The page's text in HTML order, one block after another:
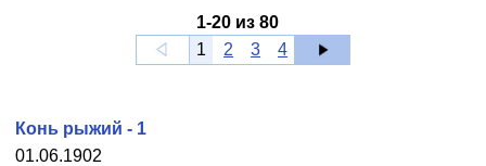
1-20из 80
1
2 3 4
01.06.1902
Конь рыжий - 1